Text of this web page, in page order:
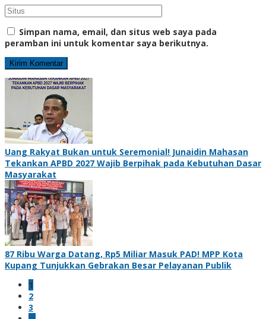
Simpan nama, email, dan situs web saya pada
peramban ini untuk komentar saya berikutnya.
Uang Rakyat Bukan untuk Seremonial! Junaidin Mahasan
Tekankan APBD 2027 Wajib Berpihak pada Kebutuhan Dasar
Masyarakat
87 Ribu Warga Datang, Rp5 Miliar Masuk PAD! MPP Kota
Kupang Tunjukkan Gebrakan Besar Pelayanan Publik
1
2
3